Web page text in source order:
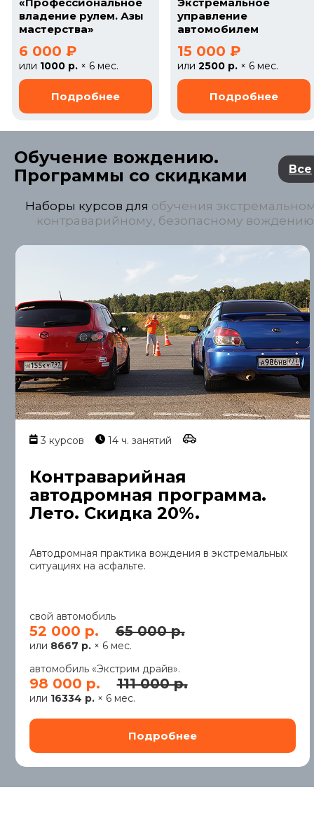
владение рулем. Азы
мастерства»
6 000 ₽
или 1000 р. × 6 мес.
управление
автомобилем
15 000 ₽
или2500 р. × 6 мес.
Обучение вождению.
Программы со скидками
Все
Наборы курсов для обучения
контраварийному, безопасному вождению
3 курсов 14 ч. занятий
Контраварийная
автодромная программа.
Лето. Скидка 20%.
Автодромная практика вождения в экстремальных
ситуациях на асфальте.
свой автомобиль
52 000 р. 65 000 р.
или 8667 р.× 6 мес.
автомобиль «Экстрим драйв».
98 000 р. 111 000 р.
или 16334 р.× 6 мес.